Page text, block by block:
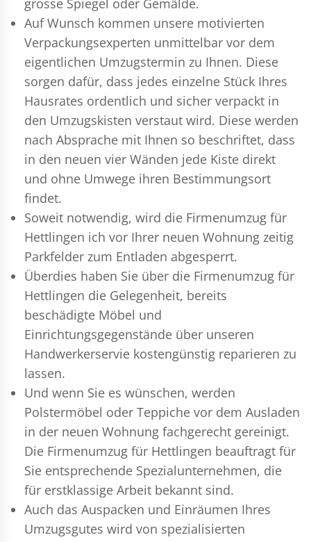
Auf Wunsch kommen unsere motivierten
Verpackungsexperten unmittelbar vor dem
eigentlichen Umzugstermin zu Ihnen. Diese
sorgen dafür, dass jedes einzelne Stück Ihres
Hausrates ordentlich und sicher verpackt in
den Umzugskisten verstaut wird. Diese werden
nach Absprache mit Ihnen so beschriftet, dass
in den neuen vier Wänden jede Kiste direkt
und ohne Umwege ihren Bestimmungsort
findet.
Soweit notwendig, wird die Firmenumzug für
Hettlingen ich vor Ihrer neuen Wohnung zeitig
Parkfelder zum Entladen abgesperrt.
Überdies haben Sie über die Firmenumzug für
Hettlingen die Gelegenheit, bereits
beschädigte Möbel und
Einrichtungsgegenstände über unseren
Handwerkerservie kostengünstig reparieren zu
lassen.
Und wenn Sie es wünschen, werden
Polstermöbel oder Teppiche vor dem Ausladen
in der neuen Wohnung fachgerecht gereinigt.
Die Firmenumzug für Hettlingen beauftragt für
Sie entsprechende Spezialunternehmen, die
für erstklassige Arbeit bekannt sind.
Auch das Auspacken und Einräumen Ihres
Umzugsgutes wird von spezialisierten